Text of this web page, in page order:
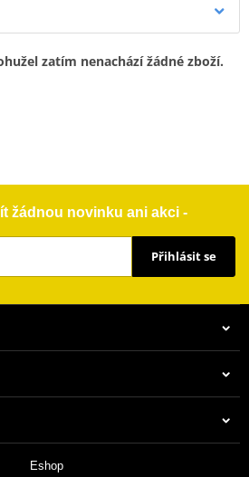
zatím nenachází žádné zboží.
žádnou novinku ani akci -
Přihlásit se
Eshop